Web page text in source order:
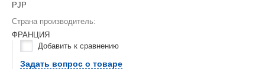
PJP
Страна производитель:
ФРАНЦИЯ
Добавить к сравнению
Задать вопрос о товаре